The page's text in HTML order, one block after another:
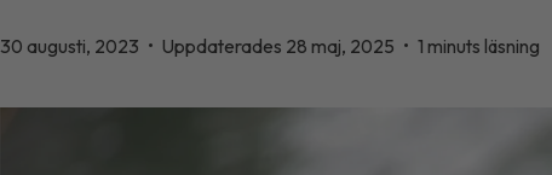
30 augusti, 2023 • Uppdaterades 28 maj, 2025 • 1 minuts läsning